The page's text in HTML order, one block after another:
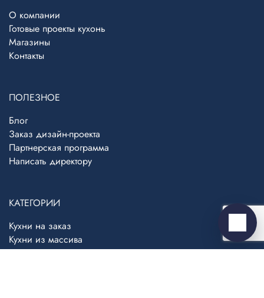
О компании
Готовые проекты кухонь
Магазины
Контакты
ПОЛЕЗНОЕ
Блог
Заказ дизайн-проекта
Партнерская программа
Написать директору
КАТЕГОРИИ
Кухни на заказ
Кухни из массива
Шкафы-купе